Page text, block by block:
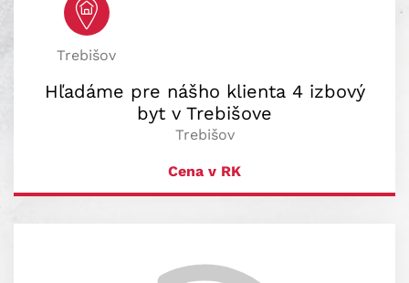
Trebišov
Hľadáme pre nášho klienta 4 izbový
byt v Trebišove
Trebišov
Cena v RK